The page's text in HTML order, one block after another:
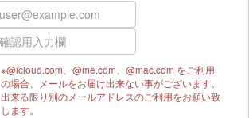
※@icloud.com、@me.com、@mac.com をご利用
の場合、メールをお届け出来ない事がございます。
出来る限り別のメールアドレスのご利用をお願い致
します。